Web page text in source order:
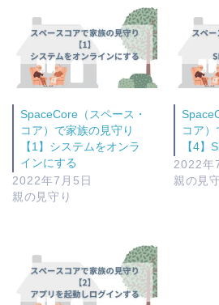
SpaceCore（スペース・
コア）で家族の見守り
【1】システムをオンラ
インにする
2022年7月5日
親の見守り
コア）
【4】
2022年
親の見